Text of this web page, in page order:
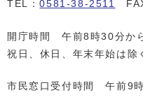
TEL：0581-38-2511
開庁時間 午前8時30分か
祝日、休日、年末年始は除
市民窓口受付時間 午前9